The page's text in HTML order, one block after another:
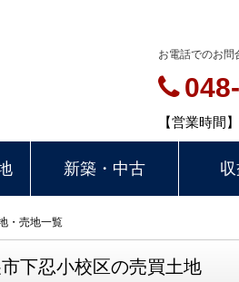
お電話でのお問
【営業時間
新築・中古
・売地一覧
下忍小校区の売買土地